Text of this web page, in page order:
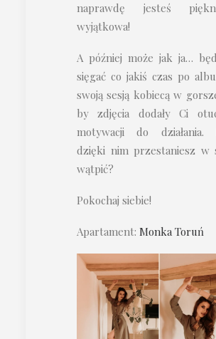
naprawdę jesteś
wyjątkowa!
A później może jak ja…
sięgać co jakiś czas po
swoją sesją kobiecą w
by zdjęcia dodały Ci
motywacji do działania.
dzięki nim przestaniesz w
wątpić?
Pokochaj siebie!
Apartament: Monka Toruń